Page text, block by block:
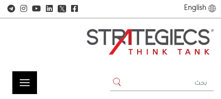
English
𝕏